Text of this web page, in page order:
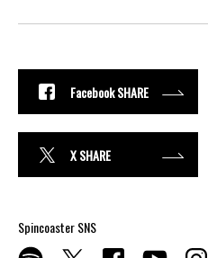
Facebook SHARE
X SHARE
Spincoaster SNS